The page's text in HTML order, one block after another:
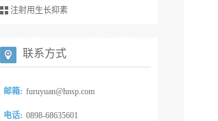
注射用胸腺法新
联系方式
邮箱: furuyuan@hnsp.com
电话: 0898-68635601